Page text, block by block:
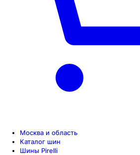
Москва и область
Каталог шин
Шины Pirelli